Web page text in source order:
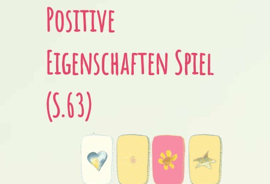
Positive
Eigenschaften Spiel
(S.63)